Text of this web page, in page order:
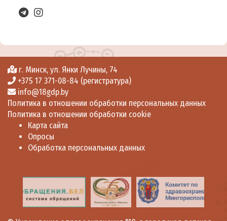
г. Минск, ул. Янки Лучины, 74
+375 17 371-08-84 (регистратура)
info@18gdp.by
Политика в отношении обработки персональных данных
Политика в отношении обработки cookie
Карта сайта
Опросы
Обработка персональных данных